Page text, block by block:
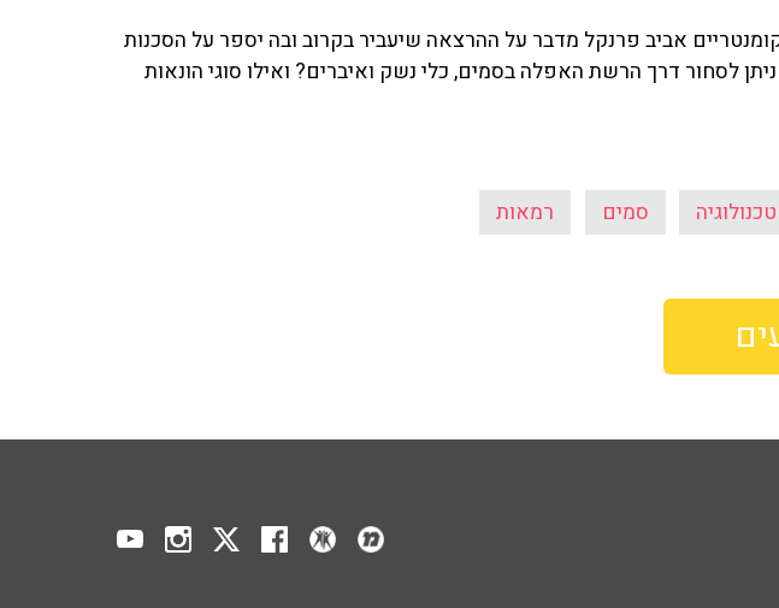
אביב פרנקל מדבר על ההרצאה שיעביר בקרוב ובה יספר על הסכנות
לסחור דרך הרשת האפלה בסמים, כלי נשק ואיברים? ואילו סוגי הונאות
טכנולוגיה סמים רמאות